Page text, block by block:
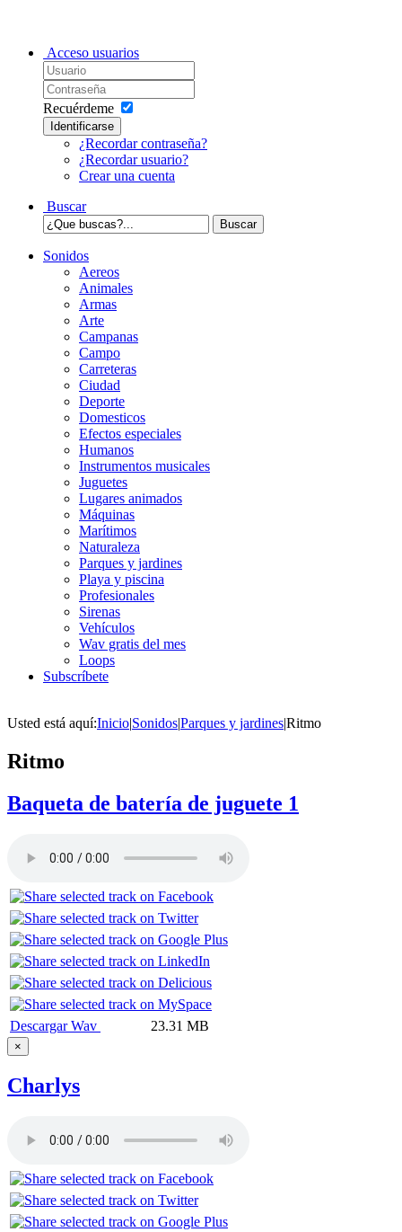
Acceso usuarios
Recuérdeme
Identificarse
¿Recordar contraseña?
¿Recordar usuario?
Crear una cuenta
Buscar
Sonidos
Aereos
Animales
Armas
Arte
Campanas
Campo
Carreteras
Ciudad
Deporte
Domesticos
Efectos especiales
Humanos
Instrumentos musicales
Juguetes
Lugares animados
Máquinas
Marítimos
Naturaleza
Parques y jardines
Playa y piscina
Profesionales
Sirenas
Vehículos
Wav gratis del mes
Loops
Subscríbete
Usted está aquí:Inicio|Sonidos|Parques y jardines|Ritmo
Ritmo
Baqueta de batería de juguete 1
Descargar Wav 23.31 MB
×
Charlys